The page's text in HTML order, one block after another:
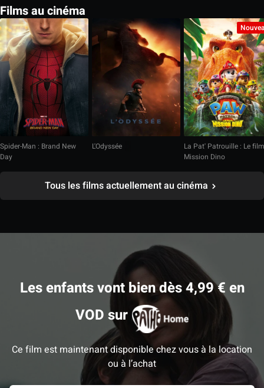
Films au cinéma
Spider-Man : Brand New
Day
L'Odyssée
La Pat' Patrouille : Le film
Mission Dino
Tous les films actuellement au cinéma
Les enfants vont bien dès 4,99 € en
VOD sur
Ce film est maintenant disponible chez vous à la location
ou à l’achat